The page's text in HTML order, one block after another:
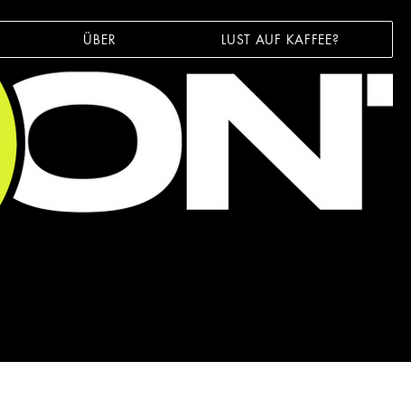
ÜBER LUST AUF KAFFEE?